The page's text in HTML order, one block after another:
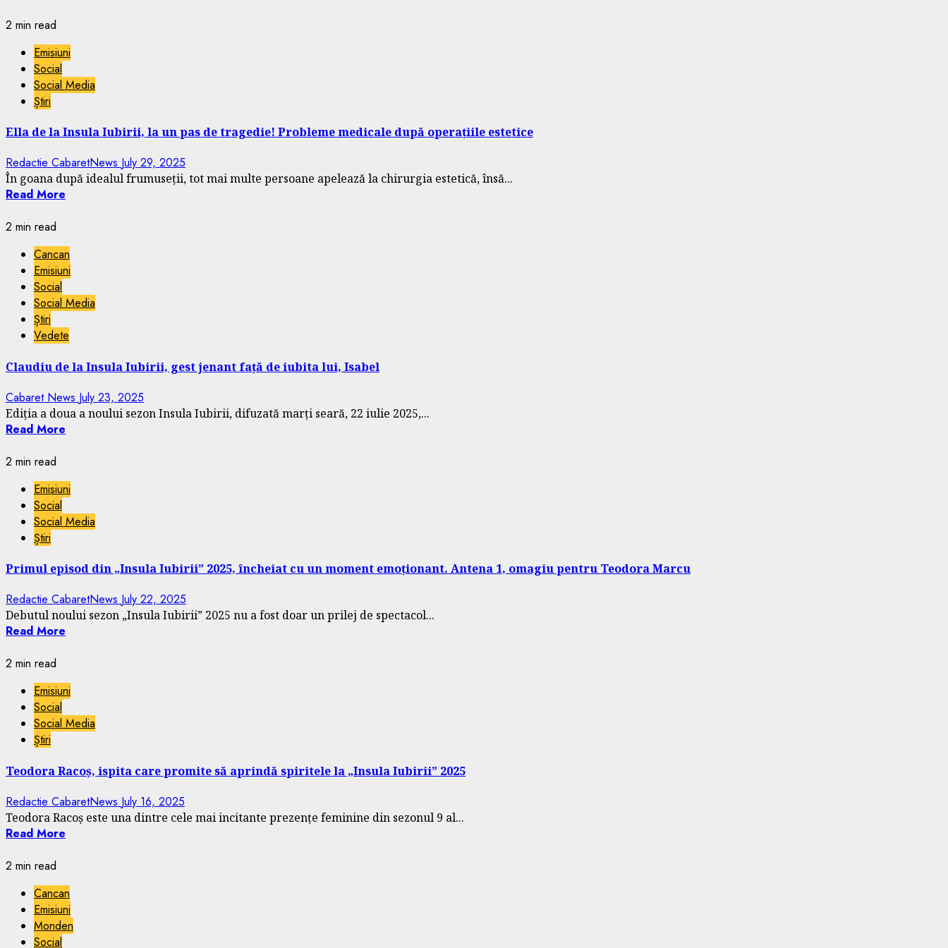
2 min read
Emisiuni
Social
Social Media
Știri
Ella de la Insula Iubirii, la un pas de tragedie! Probleme medicale după operațiile estetice
Redactie CabaretNews July 29, 2025
În goana după idealul frumuseții, tot mai multe persoane apelează la chirurgia estetică, însă...
Read More
2 min read
Cancan
Emisiuni
Social
Social Media
Știri
Vedete
Claudiu de la Insula Iubirii, gest jenant față de iubita lui, Isabel
Cabaret News July 23, 2025
Ediția a doua a noului sezon Insula Iubirii, difuzată marți seară, 22 iulie 2025,...
Read More
2 min read
Emisiuni
Social
Social Media
Știri
Primul episod din „Insula Iubirii” 2025, încheiat cu un moment emoționant. Antena 1, omagiu pentru Teodora Marcu
Redactie CabaretNews July 22, 2025
Debutul noului sezon „Insula Iubirii” 2025 nu a fost doar un prilej de spectacol...
Read More
2 min read
Emisiuni
Social
Social Media
Știri
Teodora Racoș, ispita care promite să aprindă spiritele la „Insula Iubirii” 2025
Redactie CabaretNews July 16, 2025
Teodora Racoș este una dintre cele mai incitante prezențe feminine din sezonul 9 al...
Read More
2 min read
Cancan
Emisiuni
Monden
Social